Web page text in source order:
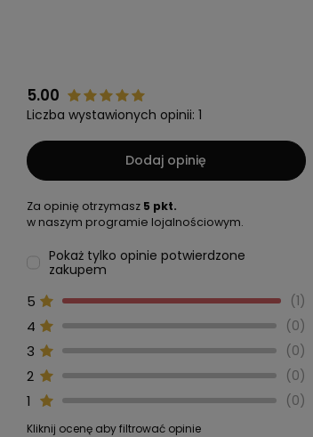
5.00
Liczba wystawionych opinii: 1
Dodaj opinię
Za opinię otrzymasz 5 pkt.
w naszym programie lojalnościowym.
Pokaż tylko opinie potwierdzone
zakupem
5 1
4 0
3 0
2 0
1 0
Kliknij ocenę aby filtrować opinie